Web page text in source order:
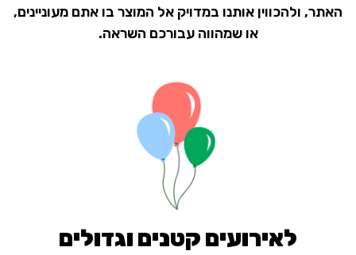
האתר, ולהכווין אותנו במדויק אל המוצר בו אתם מעוניינים,
או שמהווה עבורכם השראה.
לאירועים קטנים וגדולים